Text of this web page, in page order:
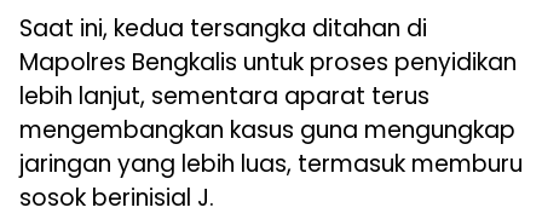
Saat ini, kedua tersangka ditahan di
Mapolres Bengkalis untuk proses penyidikan
lebih lanjut, sementara aparat terus
mengembangkan kasus guna mengungkap
jaringan yang lebih luas, termasuk memburu
sosok berinisial J.